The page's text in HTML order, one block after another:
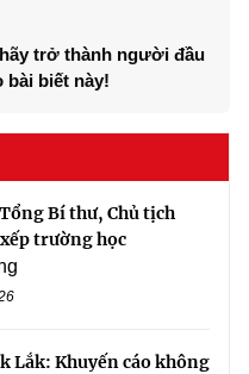
trở thành người đầu
bài biết này!
Tổng Bí thư, Chủ tịch
trường học
Lắk: Khuyến cáo không